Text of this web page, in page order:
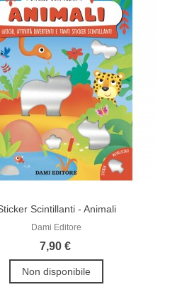
Scintillanti - Animali
Dami Editore
7,90 €
Non disponibile